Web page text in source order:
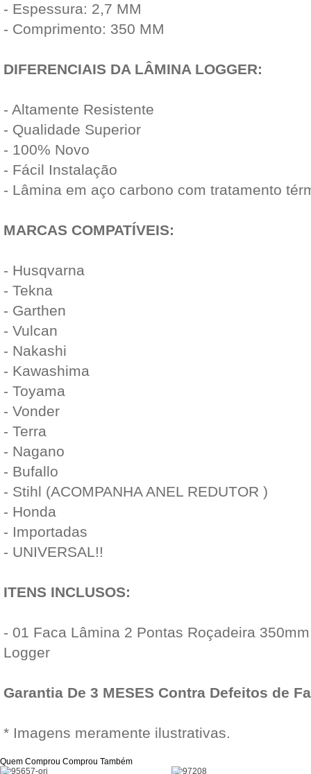
- Espessura: 2,7 MM
- Comprimento: 350 MM
DIFERENCIAIS DA LÂMINA LOGGER:
- Altamente Resistente
- Qualidade Superior
- 100% Novo
- Fácil Instalação
- Lâmina em aço carbono com tratamento
MARCAS COMPATÍVEIS:
- Husqvarna
- Tekna
- Garthen
- Vulcan
- Nakashi
- Kawashima
- Toyama
- Vonder
- Terra
- Nagano
- Bufallo
- Stihl (ACOMPANHA ANEL REDUTOR )
- Honda
- Importadas
- UNIVERSAL!!
ITENS INCLUSOS:
- 01 Faca Lâmina 2 Pontas Roçadeira
Logger
Garantia De 3 MESES Contra Defeitos de
* Imagens meramente ilustrativas.
Quem Comprou Comprou Também